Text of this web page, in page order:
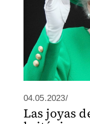
04.05.2023/
Las joyas